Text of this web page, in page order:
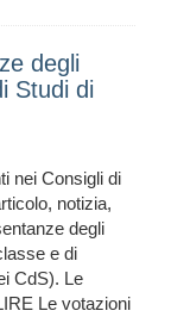
degli
Studi di
nei Consigli di
notizia,
degli
e di
CdS). Le
Le votazioni